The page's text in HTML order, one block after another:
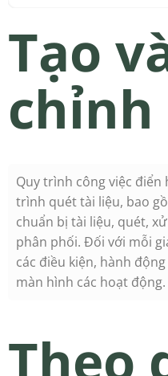
Tạo
chỉnh
Quy trình công việc
trình quét tài liệu, bao
chuẩn bị tài liệu, quét,
phân phối. Đối với mỗi
các điều kiện, hành
màn hình các hoạt động.
Theo